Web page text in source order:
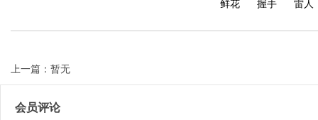
鲜花 握手 雷人
上一篇：暂无
会员评论